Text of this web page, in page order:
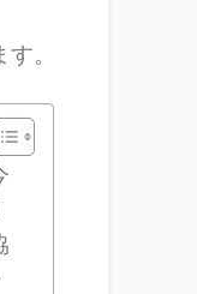
。